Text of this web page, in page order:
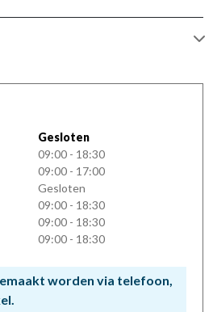
Gesloten
09:00 - 18:30
09:00 - 17:00
Gesloten
09:00 - 18:30
09:00 - 18:30
09:00 - 18:30
worden via telefoon,